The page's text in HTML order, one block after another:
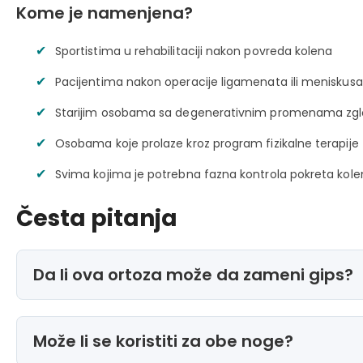
Kome je namenjena?
Sportistima u rehabilitaciji nakon povreda kolena
Pacijentima nakon operacije ligamenata ili meniskusa
Starijim osobama sa degenerativnim promenama
Osobama koje prolaze kroz program fizikalne terapije
Svima kojima je potrebna fazna kontrola pokreta
Česta pitanja
Da li ova ortoza može da zameni gips?
Može li se koristiti za obe noge?